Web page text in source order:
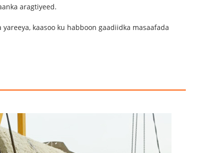
aragtiyeed.
kaasoo ku habboon gaadiidka masaafada